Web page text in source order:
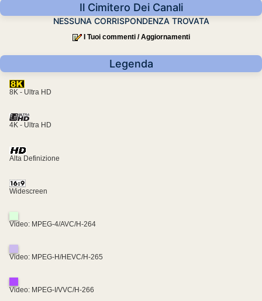
Il Cimitero Dei Canali
NESSUNA CORRISPONDENZA TROVATA
I Tuoi commenti / Aggiornamenti
Legenda
8K - Ultra HD
4K - Ultra HD
Alta Definizione
Widescreen
Video: MPEG-4/AVC/H-264
Video: MPEG-H/HEVC/H-265
Video: MPEG-I/VVC/H-266